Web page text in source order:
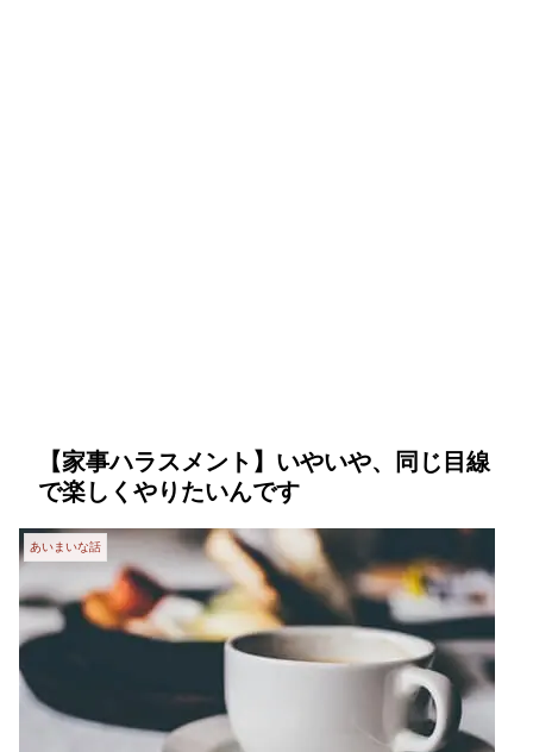
【家事ハラスメント】いやいや、同じ目線
で楽しくやりたいんです
あいまいな話